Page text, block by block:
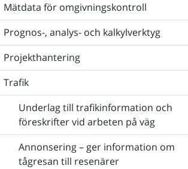
Mätdata för omgivningskontroll
Prognos-, analys- och kalkylverktyg
Projekthantering
Trafik
Underlag till trafikinformation och
föreskrifter vid arbeten på väg
Annonsering – ger information om
tågresan till resenärer